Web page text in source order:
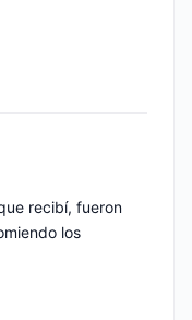
recibí, fueron
los